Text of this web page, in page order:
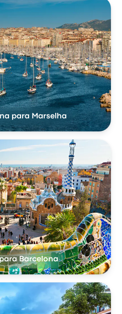
para Marselha
Barcelona